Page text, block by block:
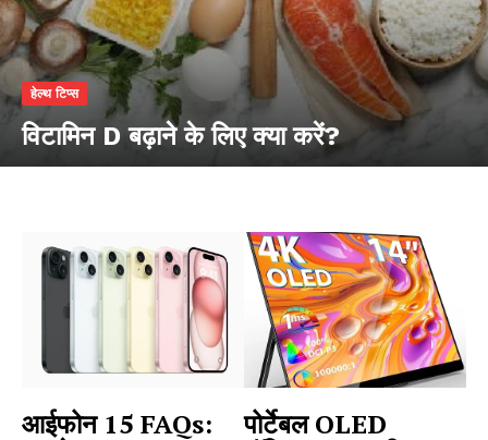
हेल्थ टिप्स
विटामिन D बढ़ाने के लिए क्या करें?
आईफोन 15 FAQs:
पोर्टेबल OLED